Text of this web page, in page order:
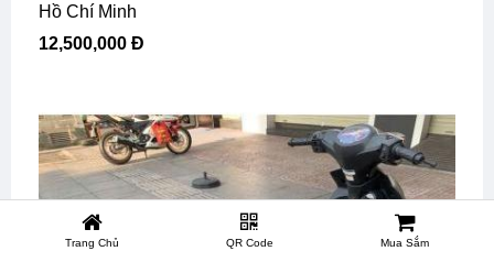
Hồ Chí Minh
12,500,000 Đ
Trang Chủ QR Code Mua Sắm